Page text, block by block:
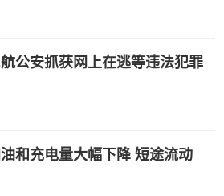
公安抓获网上在逃等违法犯罪
和充电量大幅下降 短途流动